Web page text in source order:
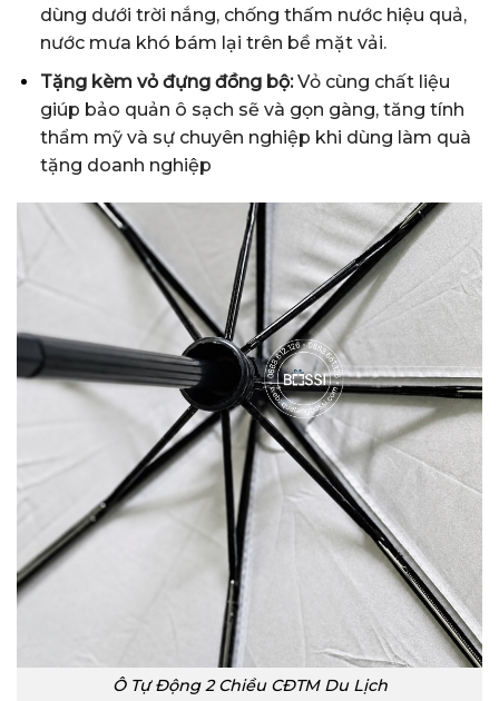
dùng dưới trời nắng, chống thấm nước hiệu quả,
nước mưa khó bám lại trên bề mặt vải.
Tặng kèm vỏ đựng đồng bộ:Vỏ cùng chất liệu
giúp bảo quản ô sạch sẽ và gọn gàng, tăng tính
thẩm mỹ và sự chuyên nghiệp khi dùng làm quà
tặng doanh nghiệp
Ô Tự Động 2 Chiều CĐTM Du Lịch